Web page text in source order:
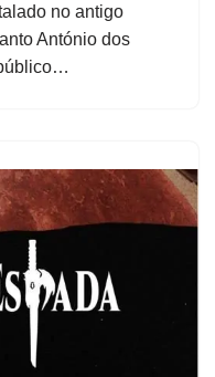
no antigo
António dos